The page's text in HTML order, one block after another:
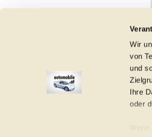
Wir
von
und
Ihre
oder